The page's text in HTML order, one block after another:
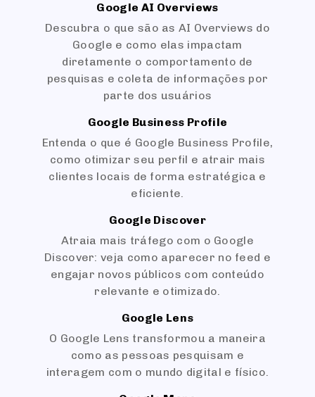
Google AI Overviews
Descubra o que são as AI Overviews do
Google e como elas impactam
diretamente o comportamento de
pesquisas e coleta de informações por
parte dos usuários
Google Business Profile
Entenda o que é Google Business Profile,
como otimizar seu perfil e atrair mais
clientes locais de forma estratégica e
eficiente.
Google Discover
Atraia mais tráfego com o Google
Discover: veja como aparecer no feed e
engajar novos públicos com conteúdo
relevante e otimizado.
Google Lens
O Google Lens transformou a maneira
como as pessoas pesquisam e
interagem com o mundo digital e físico.